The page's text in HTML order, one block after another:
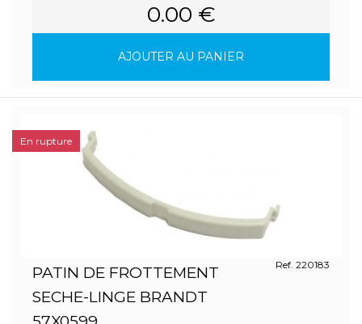
0.00 €
AJOUTER AU PANIER
PATIN DE FROTTEMENT
SECHE-LINGE BRANDT
Ref. 220183
En rupture